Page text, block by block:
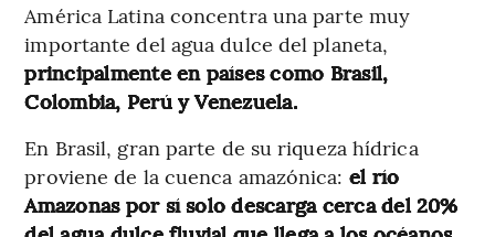
América Latina concentra una parte muy
importante del agua dulce del planeta,
principalmente en países como Brasil,
Colombia, Perú y Venezuela.
En Brasil, gran parte de su riqueza hídrica
proviene de la cuenca amazónica: el río
Amazonas por sí solo descarga cerca del 20%